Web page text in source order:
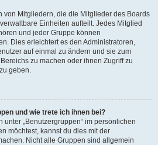
von Mitgliedern, die die Mitglieder des Boards
Einheiten aufteilt. Jedes Mitglied
und jeder Gruppe können
Dies erleichtert es den Administratoren,
auf einmal zu ändern und sie zum
zu machen oder ihnen Zugriff zu
geben.
und wie trete ich ihnen bei?
unter „Benutzergruppen“ im persönlichen
möchtest, kannst du dies mit der
Nicht alle Gruppen sind allgemein